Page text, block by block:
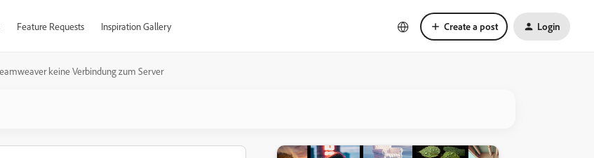
Feature Requests Inspiration Gallery Create a post Login
keine Verbindung zum Server